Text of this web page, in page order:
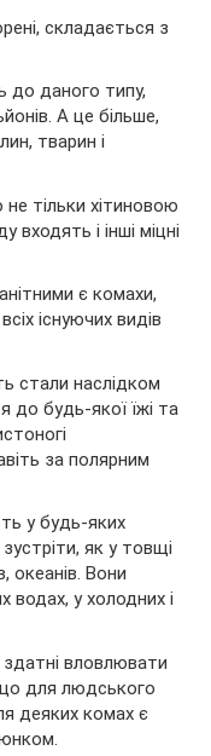
складається з
до даного типу,
А це більше,
тварин і
тільки хітиновою
входять і інші міцні
є комахи,
існуючих видів
стали наслідком
до будь-якої їжі та
за полярним
у будь-яких
як у товщі
океанів. Вони
водах, у холодних і
здатні вловлювати
для людського
деяких комах є